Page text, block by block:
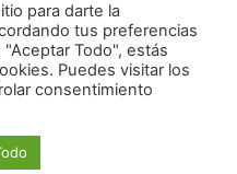
2026 – Manos
para darte la
tus preferencias
Todo", estás
Puedes visitar los
consentimiento